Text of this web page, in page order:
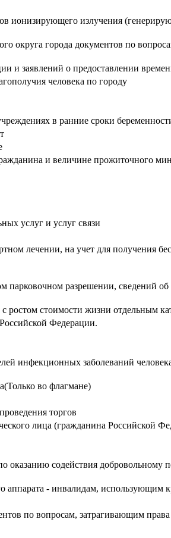
ионизирующего излучения
города документов по
и заявлений о предоставлении
человека по городу
в ранние сроки
и величине прожиточного
услуг и услуг связи
лечении, на учет для получения
парковочном разрешении, сведений
стоимости жизни отдельным
Федерации.
инфекционных заболеваний
во флагмане)
торгов
лица (гражданина Российской
оказанию содействия
- инвалидам, использующим
по вопросам, затрагивающим